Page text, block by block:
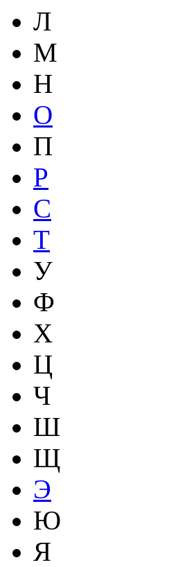
Л
М
Н
О
П
Р
С
Т
У
Ф
Х
Ц
Ч
Ш
Щ
Э
Ю
Я